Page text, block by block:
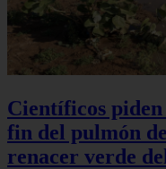
Científicos
fin del pulmón
renacer verde